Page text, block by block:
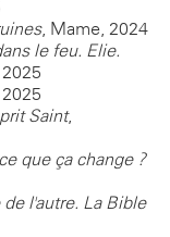
, Mame, 2024
le feu. Elie.
Saint,
que ça change ?
de l'autre. La Bible